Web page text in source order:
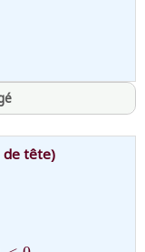
de tête)